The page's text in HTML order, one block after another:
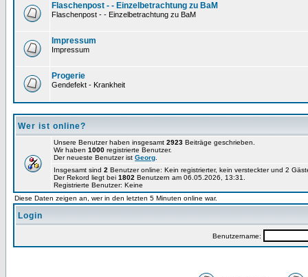
Flaschenpost - - Einzelbetrachtung zu BaM
Flaschenpost - - Einzelbetrachtung zu BaM
Impressum
Impressum
Progerie
Gendefekt - Krankheit
Wer ist online?
Unsere Benutzer haben insgesamt 2923 Beiträge geschrieben.
Wir haben 1000 registrierte Benutzer.
Der neueste Benutzer ist Georg
Insgesamt sind 2 Benutzer online: Kein registrierter, kein versteckter und 2
Der Rekord liegt bei 1802 Benutzern am 06.05.2026, 13:31.
Registrierte Benutzer: Keine
Diese Daten zeigen an, wer in den letzten 5 Minuten online war.
Login
Benutzername: